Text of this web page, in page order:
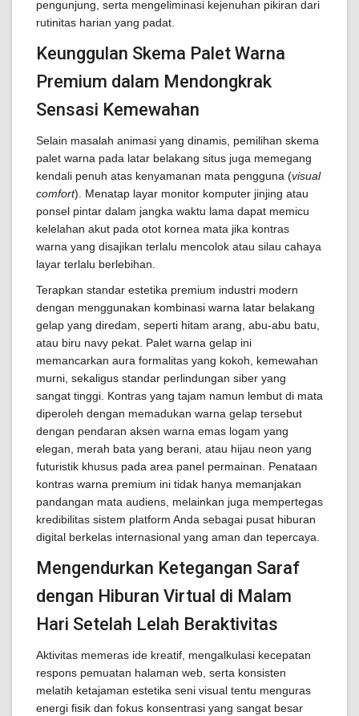
pengunjung, serta mengeliminasi kejenuhan pikiran dari
rutinitas harian yang padat.
Keunggulan Skema Palet Warna
Premium dalam Mendongkrak
Sensasi Kemewahan
Selain masalah animasi yang dinamis, pemilihan skema
palet warna pada latar belakang situs juga memegang
kendali penuh atas kenyamanan mata pengguna (visual
comfort). Menatap layar monitor komputer jinjing atau
ponsel pintar dalam jangka waktu lama dapat memicu
kelelahan akut pada otot kornea mata jika kontras
warna yang disajikan terlalu mencolok atau silau cahaya
layar terlalu berlebihan.
Terapkan standar estetika premium industri modern
dengan menggunakan kombinasi warna latar belakang
gelap yang diredam, seperti hitam arang, abu-abu batu,
atau biru navy pekat. Palet warna gelap ini
memancarkan aura formalitas yang kokoh, kemewahan
murni, sekaligus standar perlindungan siber yang
sangat tinggi. Kontras yang tajam namun lembut di mata
diperoleh dengan memadukan warna gelap tersebut
dengan pendaran aksen warna emas logam yang
elegan, merah bata yang berani, atau hijau neon yang
futuristik khusus pada area panel permainan. Penataan
kontras warna premium ini tidak hanya memanjakan
pandangan mata audiens, melainkan juga mempertegas
kredibilitas sistem platform Anda sebagai pusat hiburan
digital berkelas internasional yang aman dan tepercaya.
Mengendurkan Ketegangan Saraf
dengan Hiburan Virtual di Malam
Hari Setelah Lelah Beraktivitas
Aktivitas memeras ide kreatif, mengalkulasi kecepatan
respons pemuatan halaman web, serta konsisten
melatih ketajaman estetika seni visual tentu menguras
energi fisik dan fokus konsentrasi yang sangat besar